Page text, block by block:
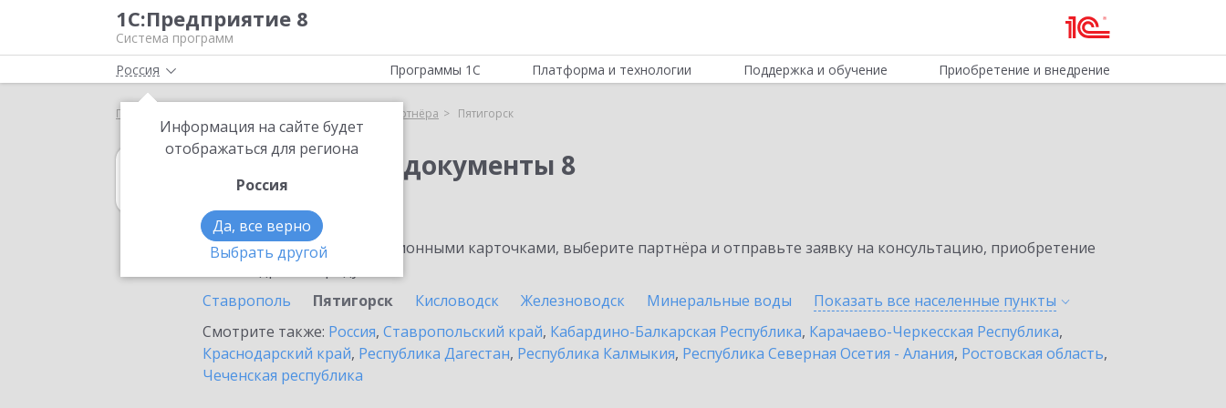
1С:Предприятие 8
Система программ
Россия
Информация на сайте будет
отображаться для региона
Россия
Да, все верно
Выбрать другой
Программы 1С Платформа и технологии Поддержка и обучение Приобретение и внедрение
Главная Выбор партнёра Пятигорск
1С:Платежные документы 8
в Пятигорске
Ознакомьтесь с информационными карточками, выберите партнёра и отправьте заявку на консультацию, приобретение
Ставрополь
Пятигорск Кисловодск Железноводск Минеральные воды Показать все населенные пункты
Смотрите также: Россия, Ставропольский край, Кабардино-Балкарская Республика, Карачаево-Черкесская Республика,
Краснодарский край, Республика Дагестан, Республика Калмыкия, Республика Северная Осетия - Алания, Ростовская область,
Чеченская республика